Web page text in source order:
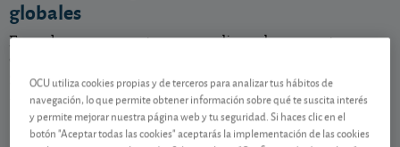
globales
Es un buen momento para realizar algunos retoques
global de referencia (neutra a 10 años) y en las de
mayor plazo. ¡No se los pierda!
OCU utiliza cookies propias y de terceros para analizar tus hábitos de
navegación, lo que permite obtener información sobre qué te suscita interés
y permite mejorar nuestra página web y tu seguridad. Si haces clic en el
botón "Aceptar todas las cookies" aceptarás la implementación de las cookies